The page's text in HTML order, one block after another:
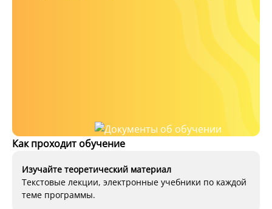
Как проходит обучение
Изучайте теоретический материал
Текстовые лекции, электронные учебники по каждой
теме программы.